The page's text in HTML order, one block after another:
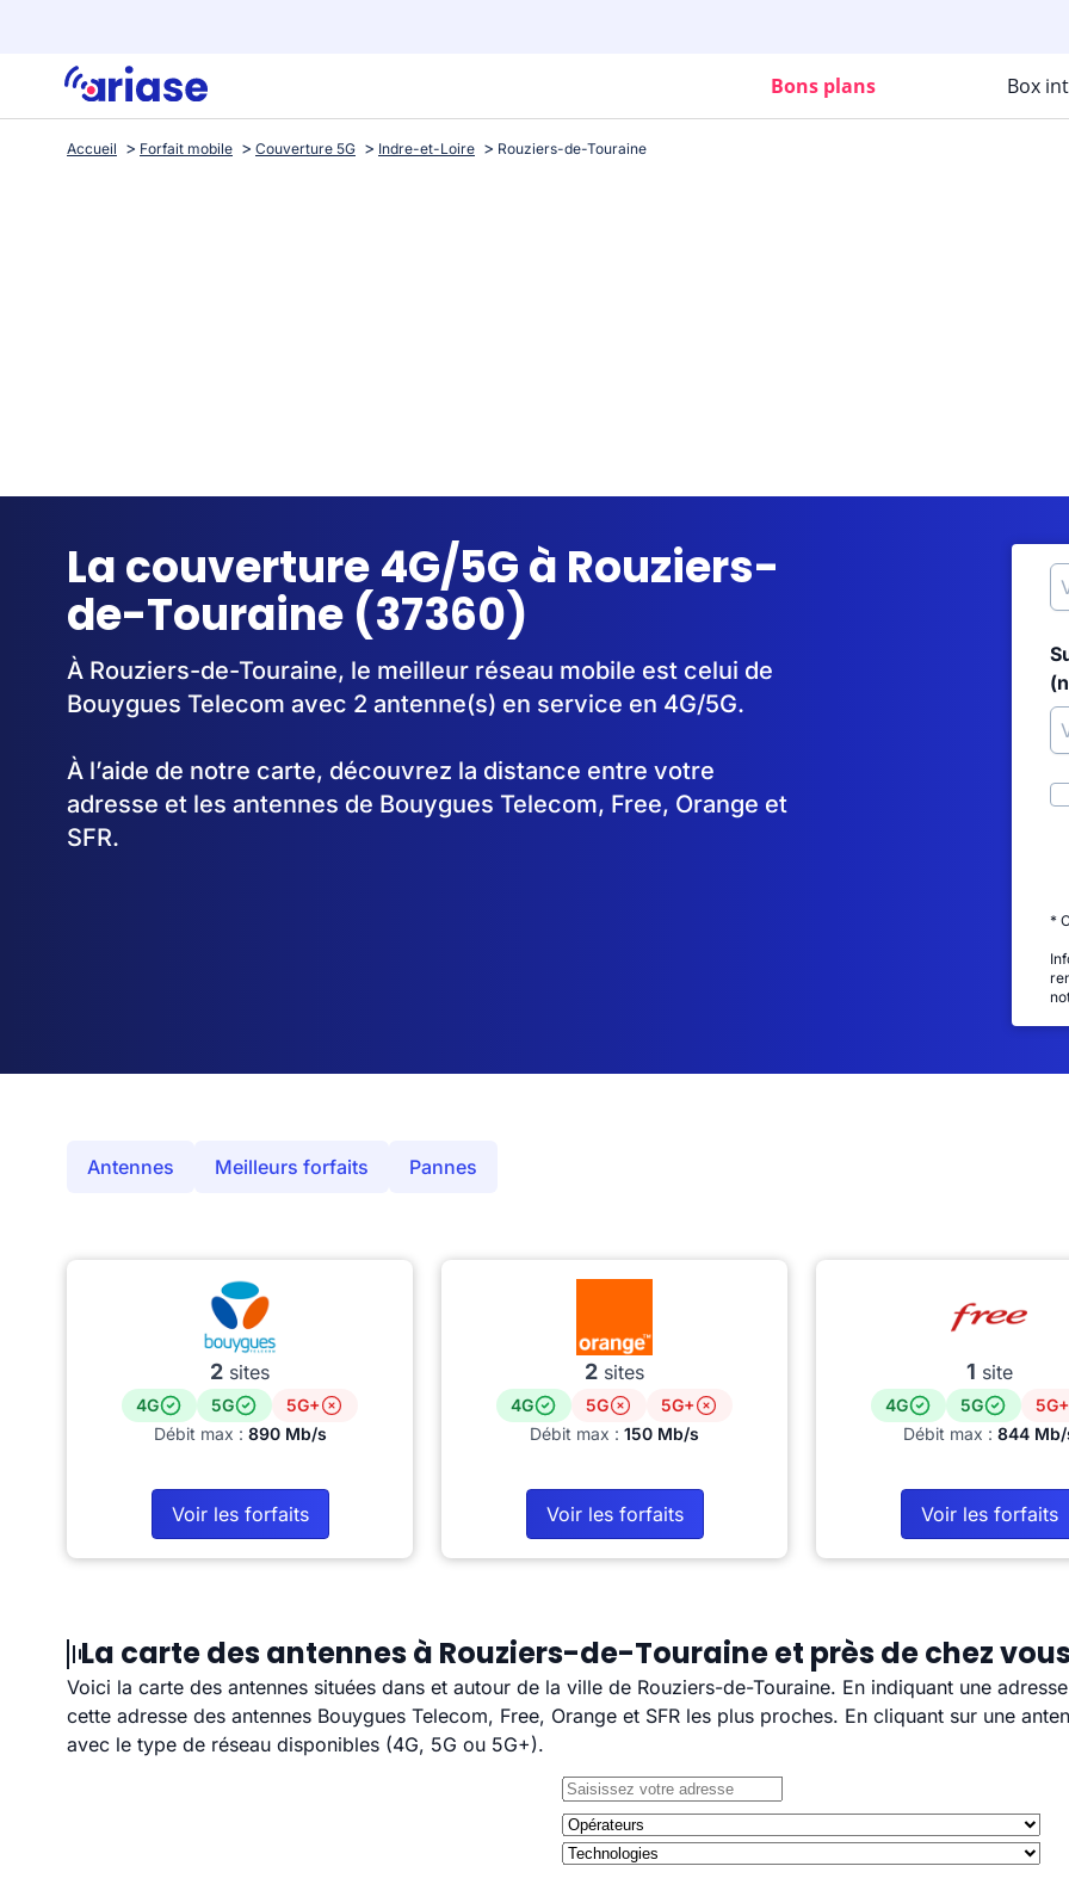
Bons plans Box
Accueil Forfait mobile Couverture 5G Indre-et-Loire Rouziers-de-Touraine
La couverture 4G/5G à Rouziers-
de-Touraine (37360)
À Rouziers-de-Touraine, le meilleur réseau mobile est celui de
Bouygues Telecom avec 2 antenne(s) en service en 4G/5G.
À l’aide de notre carte, découvrez la distance entre votre
adresse et les antennes de Bouygues Telecom, Free, Orange et
SFR.
*
Antennes Meilleurs forfaits Pannes
2 sites
4G 5G
5G+
Débit max : 890 Mb/s
Voir les forfaits
2 sites
4G 5G
5G+
Débit max : 150 Mb/s
Voir les forfaits
1 site
4G 5G
5G+
Débit max : 844 Mb/
Voir les forfaits
La carte des antennes à Rouziers-de-Touraine et près de chez
Voici la carte des antennes situées dans et autour de la ville de Rouziers-de-Touraine. En indiquant une
cette adresse des antennes Bouygues Telecom, Free, Orange et SFR les plus proches. En cliquant sur une
avec le type de réseau disponibles (4G, 5G ou 5G+).